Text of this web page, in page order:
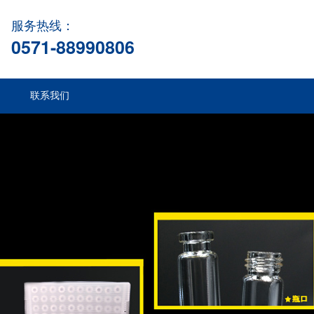
服务热线：
0571-88990806
联系我们